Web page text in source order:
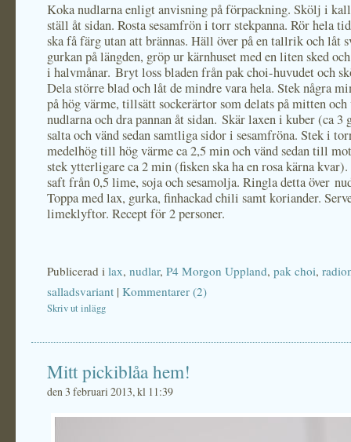
Koka nudlarna enligt anvisning på förpackning. Skölj i
ställ åt sidan. Rosta sesamfrön i torr stekpanna. Rör hela
ska få färg utan att brännas. Häll över på en tallrik och låt
gurkan på längden, gröp ur kärnhuset med en liten sked
i halvmånar. Bryt loss bladen från pak choi-huvudet och
Dela större blad och låt de mindre vara hela. Stek några
på hög värme, tillsätt sockerärtor som delats på mitten och
nudlarna och dra pannan åt sidan. Skär laxen i kuber (ca 3
salta och vänd sedan samtliga sidor i sesamfröna. Stek i
medelhög till hög värme ca 2,5 min och vänd sedan till
stek ytterligare ca 2 min (fisken ska ha en rosa kärna
saft från 0,5 lime, soja och sesamolja. Ringla detta över
Toppa med lax, gurka, finhackad chili samt koriander.
limeklyftor. Recept för 2 personer.
Publicerad i lax, nudlar, P4 Morgon Uppland, pak choi,
salladsvariant | Kommentarer (2)
Skriv ut inlägg
Mitt pickiblåa hem!
den 3 februari 2013, kl 11:39